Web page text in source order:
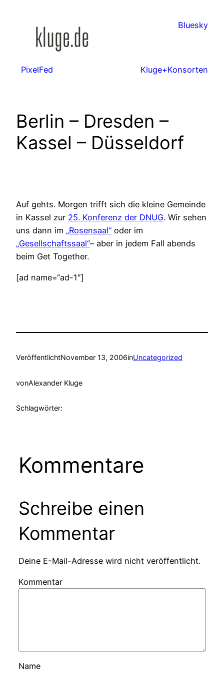
Bluesky
PixelFed Kluge+Konsorten
Berlin – Dresden –
Kassel – Düsseldorf
Auf gehts. Morgen trifft sich die kleine Gemeinde
in Kassel zur 25. Konferenz der DNUG. Wir sehen
uns dann im „Rosensaal“ oder im
„Gesellschaftssaal“– aber in jedem Fall abends
beim Get Together.
[ad name=“ad-1″]
VeröffentlichtNovember 13, 2006inUncategorized
vonAlexander Kluge
Schlagwörter:
Kommentare
Schreibe einen
Kommentar
Deine E-Mail-Adresse wird nicht veröffentlicht.
Kommentar
Name